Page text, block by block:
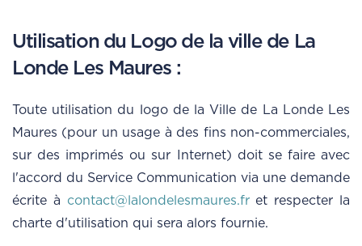
Utilisation du Logo de la ville de La
Londe Les Maures :
Toute utilisation du logo de la Ville de La Londe Les
Maures (pour un usage à des fins non-commerciales,
sur des imprimés ou sur Internet) doit se faire avec
l'accord du Service Communication via une demande
écrite à contact@lalondelesmaures.fret respecter la
charte d'utilisation qui sera alors fournie.